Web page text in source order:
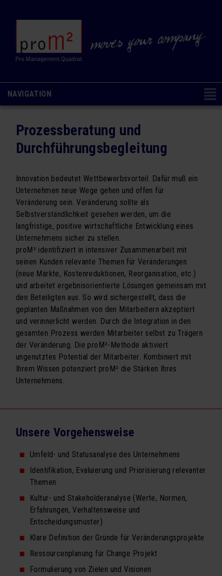
NAVIGATION
überspringen
Change Management
Organisations- & Kulturentwicklung
Prozessberatung und Durchführungsbegleitung
Employer Branding
Personalberatung
Change Communication
Ausbildung & Coaching
Analysen & Methoden
SEMINARE
Seminarprogramm
Exklusivtermine für Firmen
Newsletter Seminarprogramm
VORTRÄGE
Exklusivtermine für Firmen
BÜCHER
Schachmatt dem Firmentod
Vorsicht Vertrauen
Team
Referenzen
proM² in der Presse
Prozessberatung und
Durchführungsbegleitung
Innovation bedeutet Wettbewerbsvorteil. Dafür muß ein
Unternehmen neue Wege gehen und offen für
Veränderung sein. Veränderung sollte als
Selbstverständlichkeit gesehen werden, um die
langfristige, positive wirtschaftliche Entwicklung eines
Unternehmens sicher zu stellen.
proM² identifiziert in intensiver Zusammenarbeit mit
seinen Kunden relevante Themen für Veränderungen
(neue Märkte, Kostenreduktionen, Reorganisation, etc.)
und arbeitet ergebnisorientierte Lösungen gemeinsam mit
den Beteiligten aus. So wird sichergestellt, dass die
geplanten Maßnahmen von den Mitarbeitern akzeptiert
und verinnerlicht werden. Durch die Integration in den
gesamten Prozess werden Mitarbeiter selbst zu Trägern
der Veränderung. Die proM²-Methode aktiviert
ungenutztes Potential der Mitarbeiter. Kombiniert mit
Ihrem Wissen potenziert proM² die Stärken Ihres
Unternehmens.
Unsere Vorgehensweise
Umfeld- und Statusanalyse des Unternehmens
Identifikation, Evaluierung und Priorisierung relevanter
Themen
Kultur- und Stakeholderanalyse (Werte, Normen,
Erfahrungen, Verhaltensweise und
Entscheidungsmuster)
Klare Definition der Gründe für Veränderungsprojekte
Ressourcenplanung für Change Projekt
Formulierung von Zielen und Visionen